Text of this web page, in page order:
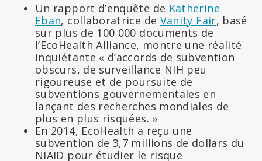
Un rapport d’enquête de Katherine
Eban, collaboratrice de Vanity Fair, basé
sur plus de 100 000 documents de
l’EcoHealth Alliance, montre une réalité
inquiétante « d’accords de subvention
obscurs, de surveillance NIH peu
rigoureuse et de poursuite de
subventions gouvernementales en
lançant des recherches mondiales de
plus en plus risquées. »
En 2014, EcoHealth a reçu une
subvention de 3,7 millions de dollars du
NIAID pour étudier le risque